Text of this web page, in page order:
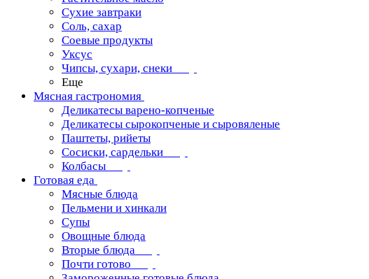
Сухие завтраки
Соль, сахар
Соевые продукты
Уксус
Чипсы, сухари, снеки
Еще
Мясная гастрономия
Деликатесы варено-копченые
Деликатесы сырокопченые и сыровяленые
Паштеты, рийеты
Сосиски, сардельки
Колбасы
Готовая еда
Мясные блюда
Пельмени и хинкали
Супы
Овощные блюда
Вторые блюда
Почти готово